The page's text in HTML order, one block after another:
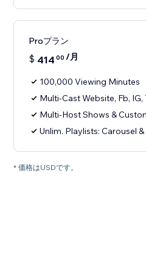
Proプラン
$ 414 00 /月
100,000 Viewing Minutes
Multi-Cast Website, Fb, IG,
Multi-Host Shows &
Unlim. Playlists: Carousel
* 価格はUSDです。